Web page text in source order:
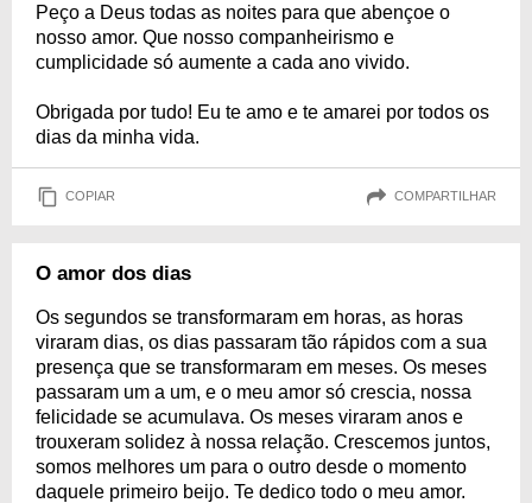
Peço a Deus todas as noites para que abençoe o
nosso amor. Que nosso companheirismo e
cumplicidade só aumente a cada ano vivido.
Obrigada por tudo! Eu te amo e te amarei por todos os
dias da minha vida.
COPIAR COMPARTILHAR
O amor dos dias
Os segundos se transformaram em horas, as horas
viraram dias, os dias passaram tão rápidos com a sua
presença que se transformaram em meses. Os meses
passaram um a um, e o meu amor só crescia, nossa
felicidade se acumulava. Os meses viraram anos e
trouxeram solidez à nossa relação. Crescemos juntos,
somos melhores um para o outro desde o momento
daquele primeiro beijo. Te dedico todo o meu amor.